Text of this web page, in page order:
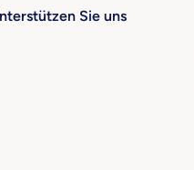
Sie uns